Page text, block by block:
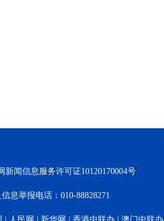
闻信息服务许可证10120170004号
息举报电话：010-88828271